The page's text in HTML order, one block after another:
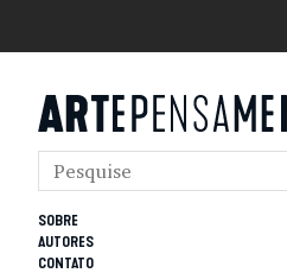
SOBRE
AUTORES
CONTATO